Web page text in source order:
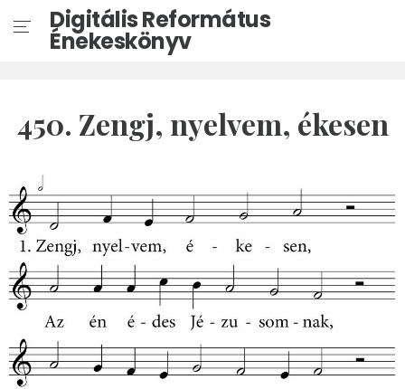
Digitális Református
Énekeskönyv
450. Zengj, nyelvem, ékesen